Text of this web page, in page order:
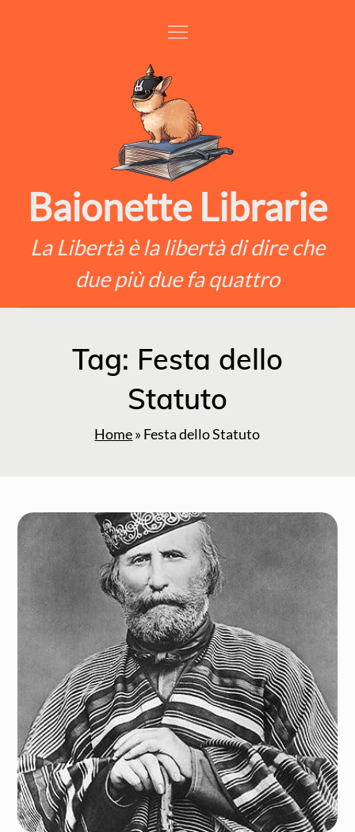
Baionette Librarie
La Libertà è la libertà di dire che
due più due fa quattro
Tag: Festa dello
Statuto
Home» Festa dello Statuto